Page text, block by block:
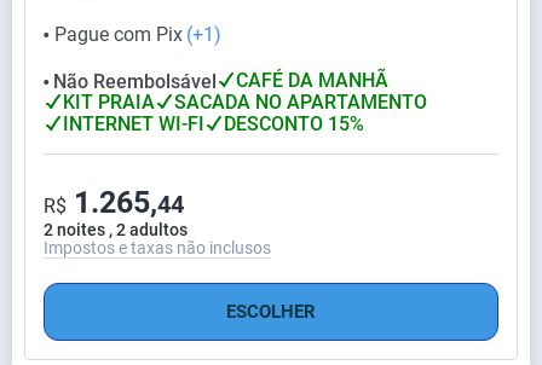
⬤ Pague com Pix (+1)
⬤ Não Reembolsável
CAFÉ DA MANHÃ
KIT PRAIA
SACADA NO APARTAMENTO
INTERNET WI-FI
DESCONTO 15%
2 noites , 2 adultos
R$ 1.265,44
Impostos e taxas não inclusos
ESCOLHER